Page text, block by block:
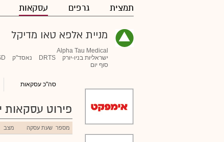
תמצית גרפים עסקאות
מניית אלפא טאו מדיקל
Alpha Tau Medical
ישראליות בניו-יורק
DRTS נאסד"ק
סוף יום
סה"כ עסקאות
פירוט עסקאות
מספר שעת עסקה מצב